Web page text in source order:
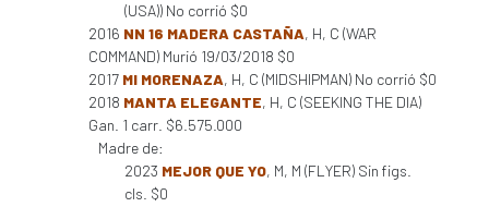
(USA)) No corrió $0
2016 NN 16 MADERA CASTAÑA, H, C (WAR
COMMAND) Murió 19/03/2018 $0
2017 MI MORENAZA, H, C (MIDSHIPMAN) No corrió $0
2018 MANTA ELEGANTE, H, C (SEEKING THE DIA)
Gan. 1 carr. $6.575.000
Madre de:
2023 MEJOR QUE YO, M, M (FLYER) Sin figs.
cls. $0